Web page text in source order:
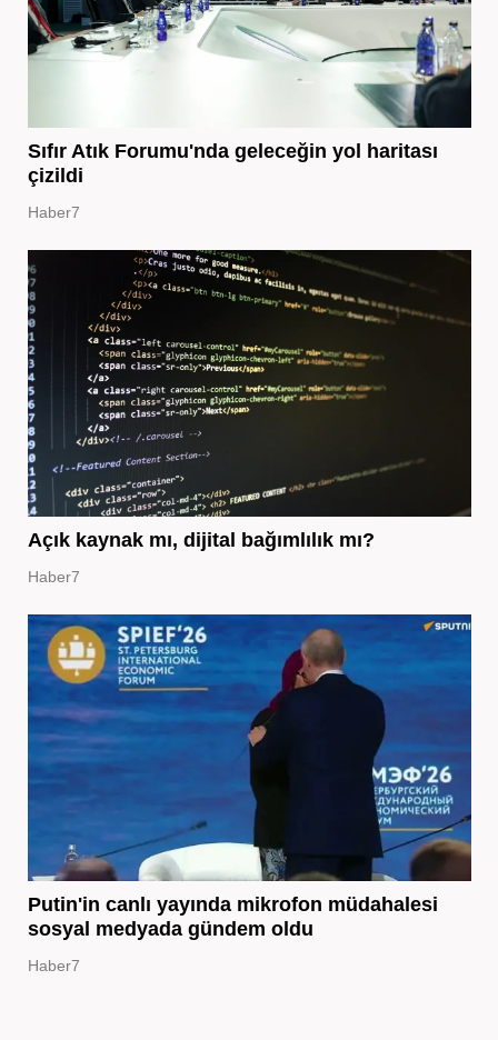
Sıfır Atık Forumu'nda geleceğin yol haritası
çizildi
Haber7
Açık kaynak mı, dijital bağımlılık mı?
Haber7
Putin'in canlı yayında mikrofon müdahalesi
sosyal medyada gündem oldu
Haber7